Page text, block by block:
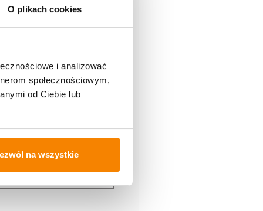
O plikach cookies
i analizować
społecznościowym,
od Ciebie lub
na wszystkie
internetowa